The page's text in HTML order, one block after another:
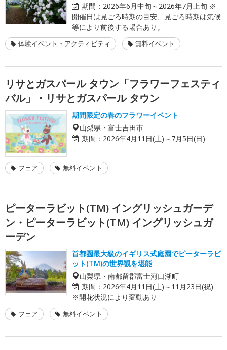
期間： 2026年6月中旬～2026年7月上旬 ※
開催日は見ごろ時期の目安、見ごろ時期は気候
等により前後する場合あり。
体験イベント・アクティビティ 無料イベント
リサとガスパール タウン「フラワーフェスティ
バル」・リサとガスパール タウン
期間限定の春のフラワーイベント
山梨県・富士吉田市
期間： 2026年4月11日(土)～7月5日(日)
フェア 無料イベント
ピーターラビット(TM) イングリッシュガーデ
ン・ピーターラビット(TM) イングリッシュガ
ーデン
首都圏最大級のイギリス式庭園でピーターラビ
ット(TM)の世界観を堪能
山梨県・南都留郡富士河口湖町
期間： 2026年4月11日(土)～11月23日(祝)
※開花状況により変動あり
フェア 無料イベント